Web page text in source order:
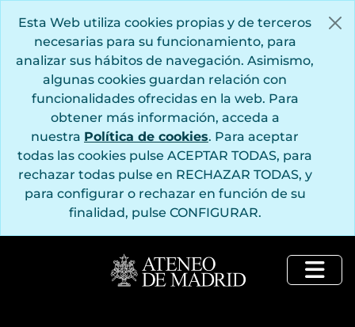
Esta Web utiliza cookies propias y de terceros
necesarias para su funcionamiento, para
analizar sus hábitos de navegación. Asimismo,
algunas cookies guardan relación con
funcionalidades ofrecidas en la web. Para
obtener más información, acceda a
nuestra Política de cookies. Para aceptar
todas las cookies pulse ACEPTAR TODAS, para
rechazar todas pulse en RECHAZAR TODAS, y
para configurar o rechazar en función de su
finalidad, pulse CONFIGURAR.